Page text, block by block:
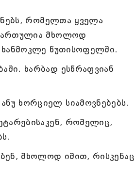
რომელთა ყველა
მხოლოდ
ხანმოკლე წუთისოფელში.
ხარბად ესწრაფვიან
ხორციელ სიამოვნებებს.
რომელიც,
მხოლოდ იმით, რისკენაც